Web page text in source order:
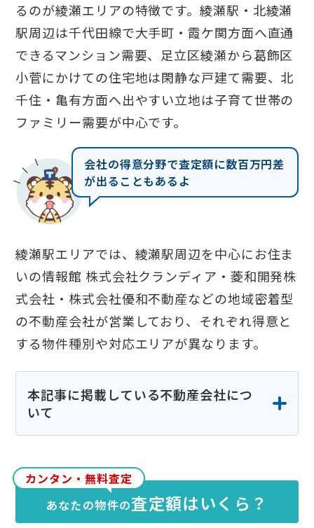
るのが綾瀬エリアの特徴です。綾瀬駅・北綾瀬
駅周辺は千代田線で大手町・霞ケ関方面へ直通
できるマンション需要、足立区綾瀬から葛飾区
小菅にかけての住宅地は閑静な戸建て需要、北
千住・亀有方面へ出やすい立地は子育て世帯の
ファミリー需要が中心です。
会社の得意分野で査定額に数百万円差
が出ることもあるよ
綾瀬駅エリアでは、綾瀬駅周辺を中心にお住ま
いの情報館 株式会社クランディア・菱和開発株
式会社・株式会社優和不動産などの地域密着型
の不動産会社が営業しており、それぞれ得意と
する物件種別や対応エリアが異なります。
本記事に掲載している不動産会社につ
いて
各社の公式サイトや公開情報、実際の検索結
果等をもとに当社が独自に調査・編集したも
のです。特定の企業からの依頼や広告掲載に
カンタン・無料査定
あなたの物件の査定額はいくら？